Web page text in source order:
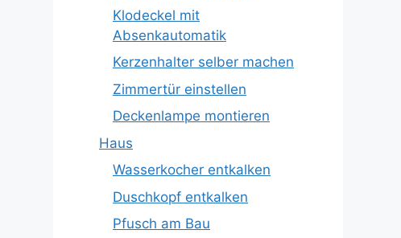
Klodeckel mit
Absenkautomatik
Kerzenhalter selber machen
Zimmertür einstellen
Deckenlampe montieren
Haus
Wasserkocher entkalken
Duschkopf entkalken
Pfusch am Bau